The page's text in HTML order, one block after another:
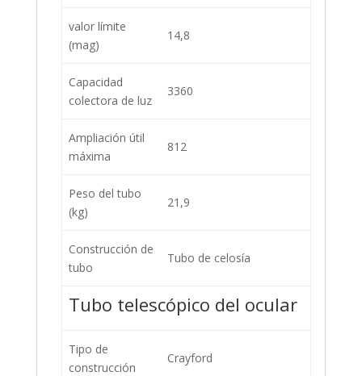
valor límite
(mag)
14,8
Capacidad
colectora de luz
3360
Ampliación útil
máxima
812
Peso del tubo
(kg)
21,9
Construcción de
tubo
Tubo de celosía
Tubo telescópico del ocular
Tipo de
construcción
Crayford